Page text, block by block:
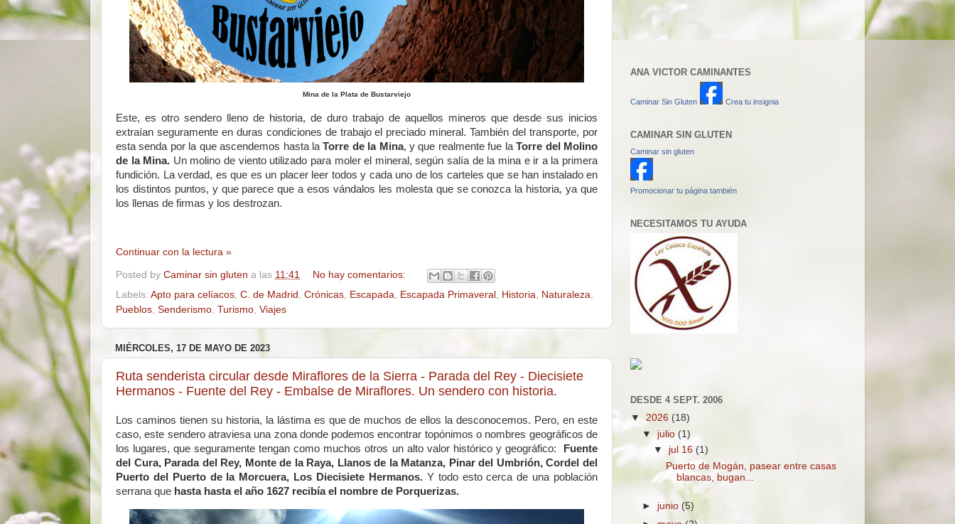
Mina de la Plata de Bustarviejo
Este, es otro sendero lleno de historia, de duro trabajo de aquellos mineros que desde sus inicios
extraían seguramente en duras condiciones de trabajo el preciado mineral. También del transporte, por
esta senda por la que ascendemos hasta laTorre de la Mina, y que realmente fue laTorre del Molino
de la Mina. Un molino de viento utilizado para moler el mineral, según salía de la mina e ir a la primera
fundición. La verdad, es que es un placer leer todos y cada uno de los carteles que se han instalado en
los distintos puntos, y que parece que a esos vándalos les molesta que se conozca la historia, ya que
los llenas de firmas y los destrozan.
Continuar con la lectura »
Posted by Caminar sin gluten a las 11:41
No hay comentarios:
Labels: Apto para celíacos C. de Madrid Crónicas Escapada Escapada Primaveral Historia Naturaleza
Pueblos Senderismo Turismo Viajes
MIÉRCOLES, 17 DE MAYO DE 2023
Ruta senderista circular desde Miraflores de la Sierra - Parada del Rey - Diecisiete
Hermanos - Fuente del Rey - Embalse de Miraflores. Un sendero con historia.
Los caminos tienen su historia, la lástima es que de muchos de ellos la desconocemos. Pero, en este
caso, este sendero atraviesa una zona donde podemos encontrar topónimos o nombres geográficos de
los lugares, que seguramente tengan como muchos otros un alto valor histórico y geográfico:
Fuente
del Cura, Parada del Rey, Monte de la Raya, Llanos de la Matanza, Pinar del Umbrión, Cordel del
Puerto del Puerto de la Morcuera, Los Diecisiete Hermanos. Y todo esto cerca de una población
serrana que hasta hasta el año 1627 recibía el nombre de Porquerizas.
ANA VICTOR CAMINANTES
Caminar Sin Gluten Crea tu insignia
CAMINAR SIN GLUTEN
Caminar sin gluten
Promocionar tu página también
NECESITAMOS TU AYUDA
DESDE 4 SEPT. 2006
▼ 2026 (18)
▼ julio(1)
▼jul 16(1)
Puerto de Mogán, pasear entre casas
blancas, bugan...
► junio (5)